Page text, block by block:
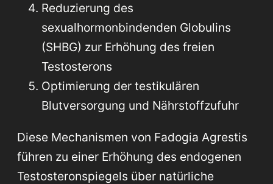
Reduzierung des
sexualhormonbindenden Globulins
(SHBG) zur Erhöhung des freien
Testosterons
Optimierung der testikulären
Blutversorgung und Nährstoffzufuhr
Diese Mechanismen von Fadogia Agrestis
führen zu einer Erhöhung des endogenen
Testosteronspiegels über natürliche